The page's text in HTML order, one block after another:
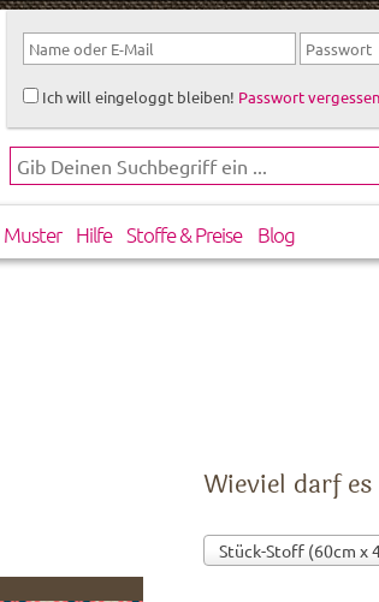
Ich will eingeloggt bleiben! Passwort
Muster Hilfe Stoffe & Preise Blog
Wieviel darf es